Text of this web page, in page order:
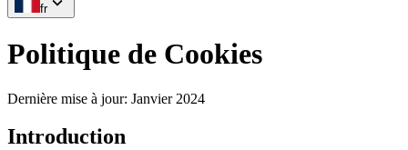
fr
Politique de Cookies
Dernière mise à jour: Janvier 2024
Introduction